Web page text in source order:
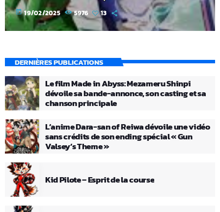
today 19/02/2025 5976 13
DERNIÈRES PUBLICATIONS
Le film Made in Abyss: Mezameru Shinpi
dévoile sa bande-annonce, son casting et sa
chanson principale
L’anime Dara-san of Reiwa dévoile une vidéo
sans crédits de son ending spécial « Gun
Valsey’s Theme »
Kid Pilote – Esprit de la course